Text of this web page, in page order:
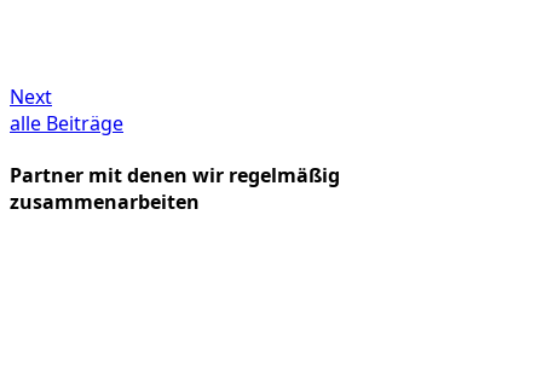
Next
alle Beiträge
Partner mit denen wir regelmäßig
zusammenarbeiten